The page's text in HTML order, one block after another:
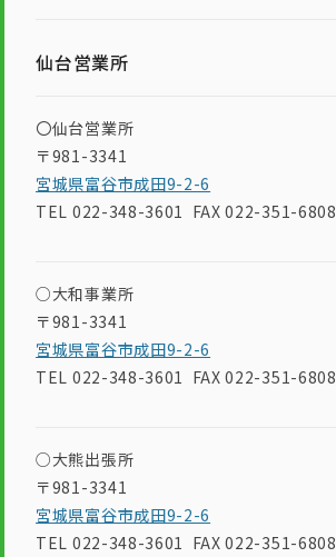
仙台営業所
〇仙台営業所
〒981-3341
宮城県富谷市成田9-2-6
TEL 022-348-3601 FAX 022-351-6808
○大和事業所
〒981-3341
宮城県富谷市成田9-2-6
TEL 022-348-3601 FAX 022-351-6808
○大熊出張所
〒981-3341
宮城県富谷市成田9-2-6
TEL 022-348-3601 FAX 022-351-6808